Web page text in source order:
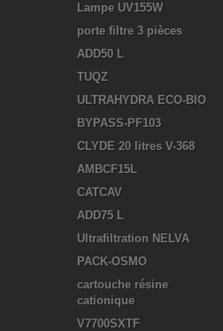
Lampe UV155W
porte filtre 3 pièces
ADD50 L
TUQZ
ULTRAHYDRA ECO-BIO
BYPASS-PF103
CLYDE 20 litres V-368
AMBCF15L
CATCAV
ADD75 L
Ultrafiltration NELVA
PACK-OSMO
cartouche résine
cationique
V7700SXTF